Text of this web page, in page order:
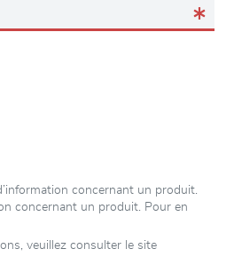
concernant un produit.
concernant un produit. Pour en
veuillez consulter le site